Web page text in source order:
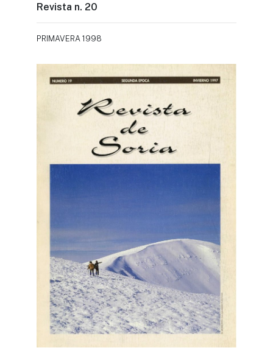
Revista n. 20
PRIMAVERA 1998